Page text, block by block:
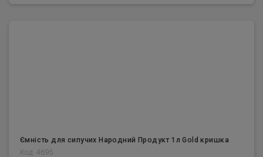
Ємність для сипучих Народний Продукт 1л Gold кришка
Код: 4695